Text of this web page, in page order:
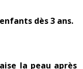
dès 3 ans.
la peau après